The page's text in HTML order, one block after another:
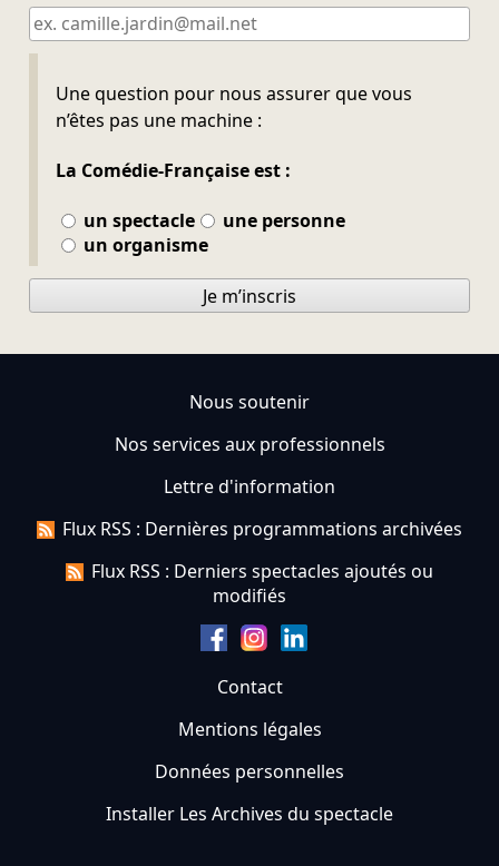
Une question pour nous assurer que vous
n’êtes pas une machine :
La Comédie-Française est :
un spectacle
une personne
un organisme
Ne pas remplir
Je m’inscris
Nous soutenir
Nos services aux professionnels
Lettre d'information
Flux RSS : Dernières programmations archivées
Flux RSS : Derniers spectacles ajoutés ou
modifiés
Contact
Mentions légales
Données personnelles
Installer Les Archives du spectacle